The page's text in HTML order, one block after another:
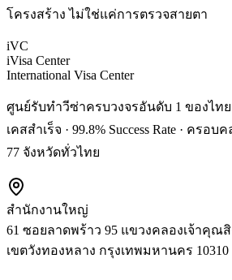
โครงสร้าง ไม่ใช่แค่การตรวจสายตา
iVC
iVisa Center
International Visa Center
ศูนย์รับทำวีซ่าครบวงจรอันดับ 1 ของไทย
เคสสำเร็จ · 99.8% Success Rate · ครอ
77 จังหวัดทั่วไทย
สำนักงานใหญ่
61 ซอยลาดพร้าว 95 แขวงคลองเจ้าคุณ
เขตวังทองหลาง กรุงเทพมหานคร 10310